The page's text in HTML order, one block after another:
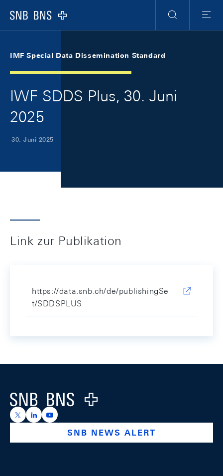
Logo
Suche
Menu
IMF Special Data Dissemination Standard
IWF SDDS Plus, 30. Juni
2025
30. Juni 2025
Link zur Publikation
https://data.snb.ch/de/publishingSe
t/SDDSPLUS
Logo
https://x.com/snb_bns
https://ch.linkedin.com/company/swiss-national-
https://www.youtube.com/@swissnationalbank
SNB NEWS ALERT